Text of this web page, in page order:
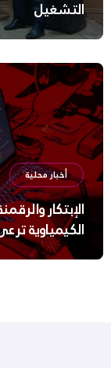
التشغيل
أخبار محلية
الإبتكار
الكيمياوية